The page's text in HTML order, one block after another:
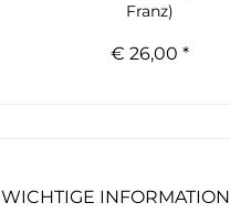
Franz)
€ 26,00 *
WICHTIGE INFORMATION